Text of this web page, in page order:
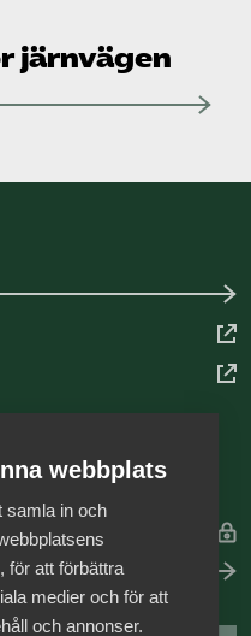
järnvägen
webbplats
samla in och
för att förbättra
medier och för att
och annonser.